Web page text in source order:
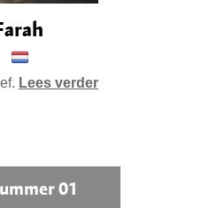
Lees verder
01